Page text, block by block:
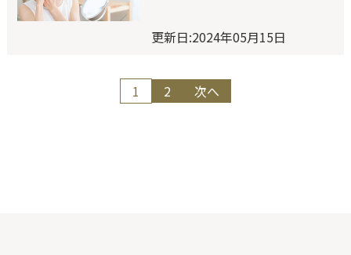
更新日:2024年05月15日
1 2 次へ